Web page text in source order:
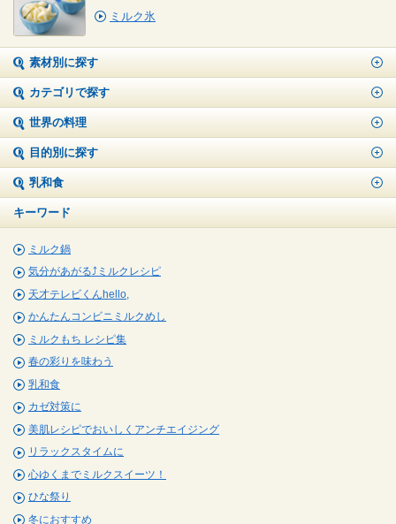
ミルク氷
素材別に探す
カテゴリで探す
世界の料理
目的別に探す
乳和食
キーワード
ミルク鍋
気分があがる⤴ミルクレシピ
天才テレビくんhello,
かんたんコンビニミルクめし
ミルクもち レシピ集
春の彩りを味わう
乳和食
カゼ対策に
美肌レシピでおいしくアンチエイジング
リラックスタイムに
心ゆくまでミルクスイーツ！
ひな祭り
冬におすすめ